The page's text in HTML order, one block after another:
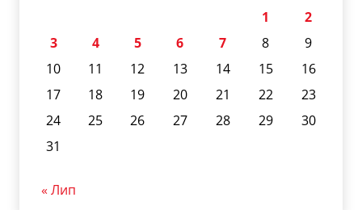
1
2
3
4 5 6 7 8
9
10
11 12 13 14 15
16
17
18 19 20 21 22
23
24
25 26 27 28 29
30
31
« Лип